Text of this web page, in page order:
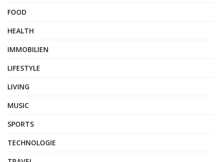
FOOD
HEALTH
IMMOBILIEN
LIFESTYLE
LIVING
MUSIC
SPORTS
TECHNOLOGIE